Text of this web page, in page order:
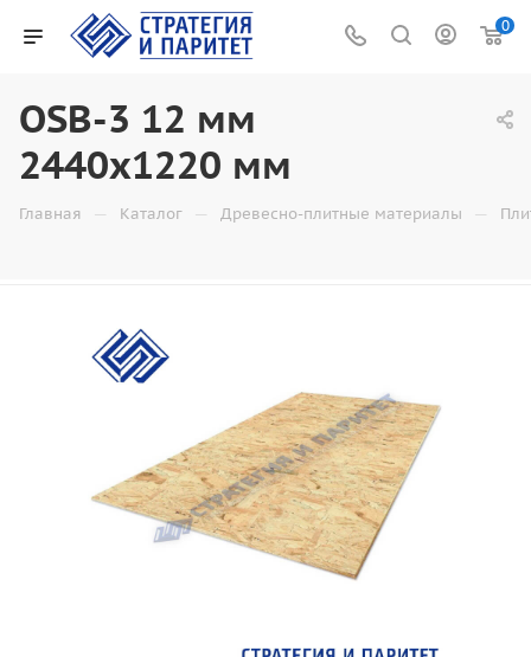
0
OSB-3 12 мм
2440х1220 мм
Главная — Каталог — Древесно-плитные материалы —